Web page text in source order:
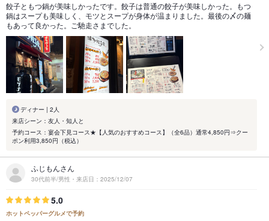
餃子ともつ鍋が美味しかったです。餃子は普通の餃子が美味しかった。もつ
鍋はスープも美味しく、モツとスープが身体が温まりました。最後の〆の麺
もあって良かった。ご馳走さまでした。
ディナー | 2人
来店シーン：友人・知人と
予約コース：宴会下見コース★【人気のおすすめコース】（全6品）通常4,850円⇒クー
ポン利用3,850円（税込）
ふじもんさん
30代前半/男性・来店日：2025/12/07
5.0
ホットペッパーグルメで予約